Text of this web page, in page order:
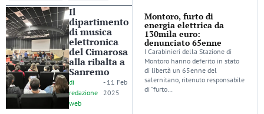
Il
dipartimento
di musica
elettronica
del Cimarosa
alla ribalta a
Sanremo
di
redazione
web
- 11 Feb
2025
Montoro, furto di
energia elettrica da
130mila euro:
denunciato 65enne
I Carabinieri della Stazione di
Montoro hanno deferito in stato
di libertà un 65enne del
salernitano, ritenuto responsabile
di “furto…